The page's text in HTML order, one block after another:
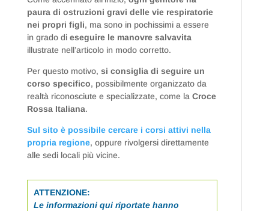
paura di ostruzioni gravi delle vie respiratorie
nei propri figli, ma sono in pochissimi a essere
in grado di eseguire le manovre salvavita
illustrate nell’articolo in modo corretto.
Per questo motivo, si consiglia di seguire un
corso specifico, possibilmente organizzato da
realtà riconosciute e specializzate, come la Croce
Rossa Italiana.
Sul sito è possibile cercare i corsi attivi nella
propria regione, oppure rivolgersi direttamente
alle sedi locali più vicine.
ATTENZIONE:
Le informazioni qui riportate hanno